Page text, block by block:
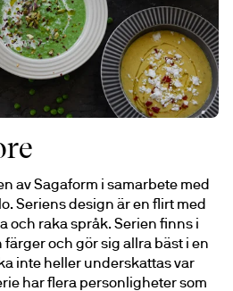
av Sagaform i samarbete med
Seriens design är en flirt med
och raka språk. Serien finns i
och gör sig allra bäst i en
inte heller underskattas var
har flera personligheter som